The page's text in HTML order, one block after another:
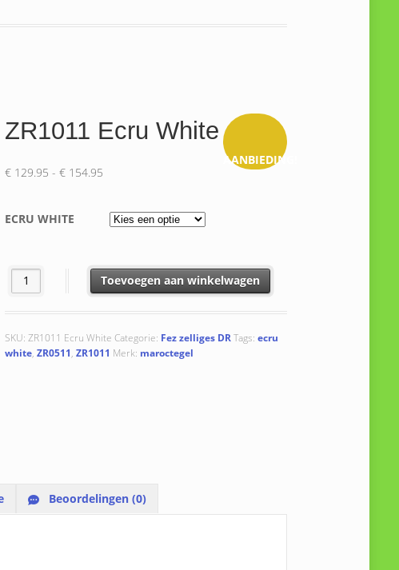
AANBIEDING!
ZR1011 Ecru White
€129.95 - €154.95Prijsklasse:
€ 154.95
ECRU WHITE
ZR1011 Ecru White aantalToevoegen aan winkelwagen
SKU: ZR1011 Ecru White Categorie: Fez zelliges DR Tags: ecru
white, ZR0511, ZR1011 Merk: maroctegel
Beoordelingen (0)